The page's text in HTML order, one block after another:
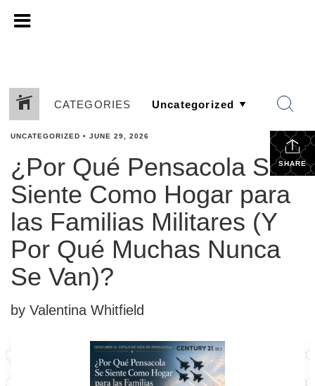
CATEGORIES
SHARE
UNCATEGORIZED • JUNE 29, 2026
¿Por Qué Pensacola Se
Siente Como Hogar para
las Familias Militares (Y
Por Qué Muchas Nunca
Se Van)?
by Valentina Whitfield